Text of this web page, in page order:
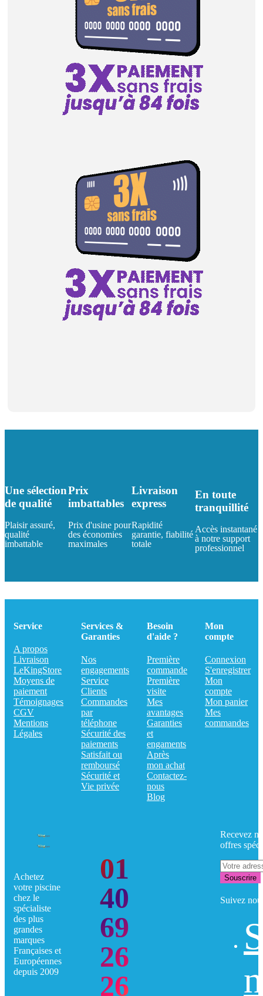
Une sélection
de qualité
Plaisir assuré,
qualité
imbattable
Prix
imbattables
Prix d'usine pour
des économies
maximales
Livraison
express
Rapidité
garantie, fiabilité
totale
En toute
tranquillité
Accès instantané
à notre support
professionnel
Service
A propos
Livraison
LeKingStore
Moyens de
paiement
Témoignages
CGV
Mentions
Légales
Services &
Garanties
Nos
engagements
Service
Clients
Commandes
par
téléphone
Sécurité des
paiements
Satisfait ou
remboursé
Sécurité et
Vie privée
Besoin
d'aide ?
Première
commande
Première
visite
Mes
avantages
Garanties
et
engaments
Après
mon achat
Contactez-
nous
Blog
Mon
compte
Connexion
S'enregistrer
Mon
compte
Mon panier
Mes
commandes
Achetez
votre piscine
chez le
spécialiste
des plus
grandes
marques
Françaises et
Européennes
depuis 2009
01
40
69
26
26
Recevez
offres
Souscrire
Suivez